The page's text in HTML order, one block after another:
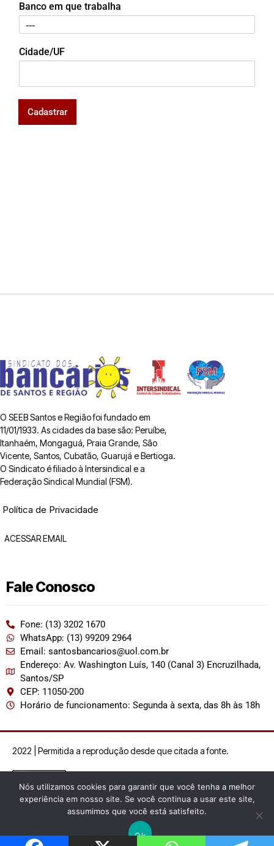
Banco em que trabalha
Cidade/UF
Cadastrar
O SEEB Santos e Região foi fundado em
11/01/1933. As cidades da base são: Peruíbe,
Itanhaém, Mongaguá, Praia Grande, São
Vicente, Santos, Cubatão, Guarujá e Bertioga.
O Sindicato é filiado à Intersindical e a
Federação Sindical Mundial (FSM).
Política de Privacidade
ACESSAR EMAIL
Fale Conosco
Fone: (13) 3202 1670
WhatsApp: (13) 99209 2964
Email: santosbancarios@uol.com.br
Endereço: Av. Washington Luís, 140 (Canal 3) Encruzilhada,
Santos/SP
CEP: 11050-200
Horário de funcionamento: Segunda à sexta, das 8h às 18h
2022 | Permitida a reprodução desde que citada a fonte.
Nós utilizamos cookies para garantir que você tenha a melhor
experiência em nosso site. Se você continua a usar este site,
assumimos que você está satisfeito.
Ok